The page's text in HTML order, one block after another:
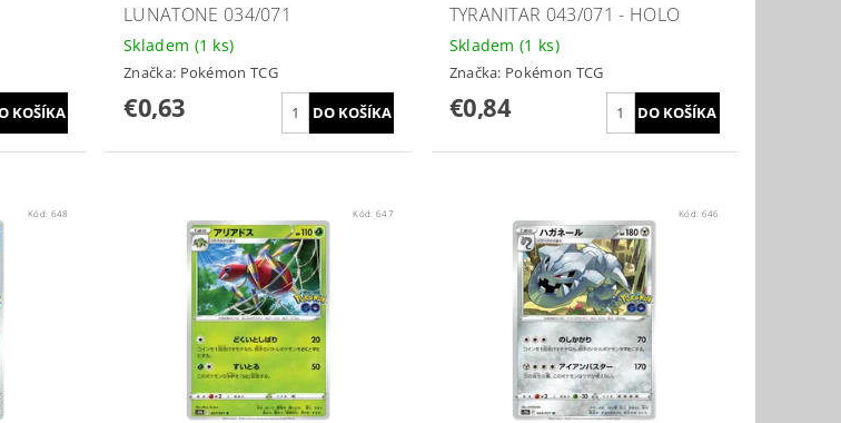
LUNATONE 034/071
Skladem (1 ks)
Značka: Pokémon TCG
€0,63
TYRANITAR 043/071 - HOLO
Skladem(1 ks)
Značka: Pokémon TCG
€0,84
Kód: 648 Kód:647 Kód: 646